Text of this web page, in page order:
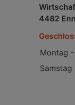
4482
Montag
Samstag